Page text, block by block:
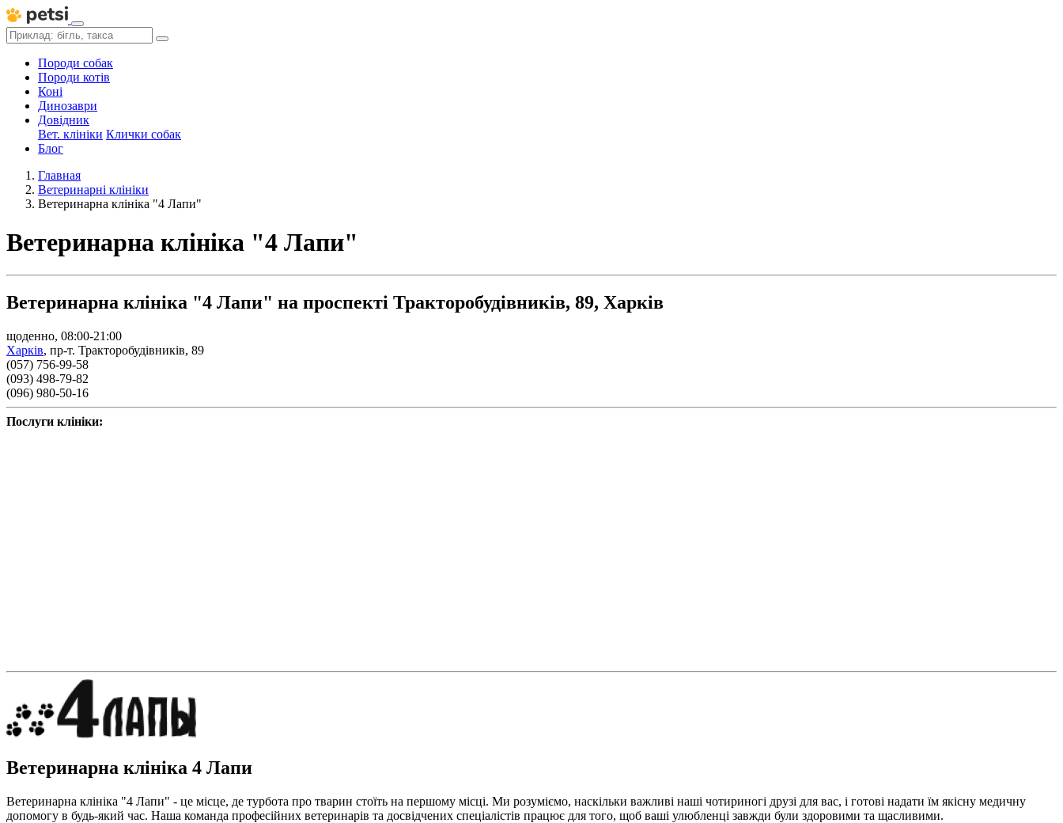
Породи собак
Породи котів
Коні
Динозаври
Довідник
Вет. клініки Клички собак
Блог
Главная
Ветеринарні клініки
Ветеринарна клініка "4 Лапи"
Ветеринарна клініка "4 Лапи"
Ветеринарна клініка "4 Лапи" на проспекті Тракторобудівників, 89, Харків
щоденно, 08:00-21:00
Харків, пр-т. Тракторобудівників, 89
(057) 756-99-58
(093) 498-79-82
(096) 980-50-16
Послуги клініки:
Ветеринарна клініка 4 Лапи
Ветеринарна клініка "4 Лапи" - це місце, де турбота про тварин стоїть на першому місці. Ми розуміємо, наскільки важливі наші чотириногі друзі для вас, і готові надати їм якісну медичну
допомогу в будь-який час. Наша команда професійних ветеринарів та досвідчених спеціалістів працює для того, щоб ваші улюбленці завжди були здоровими та щасливими.